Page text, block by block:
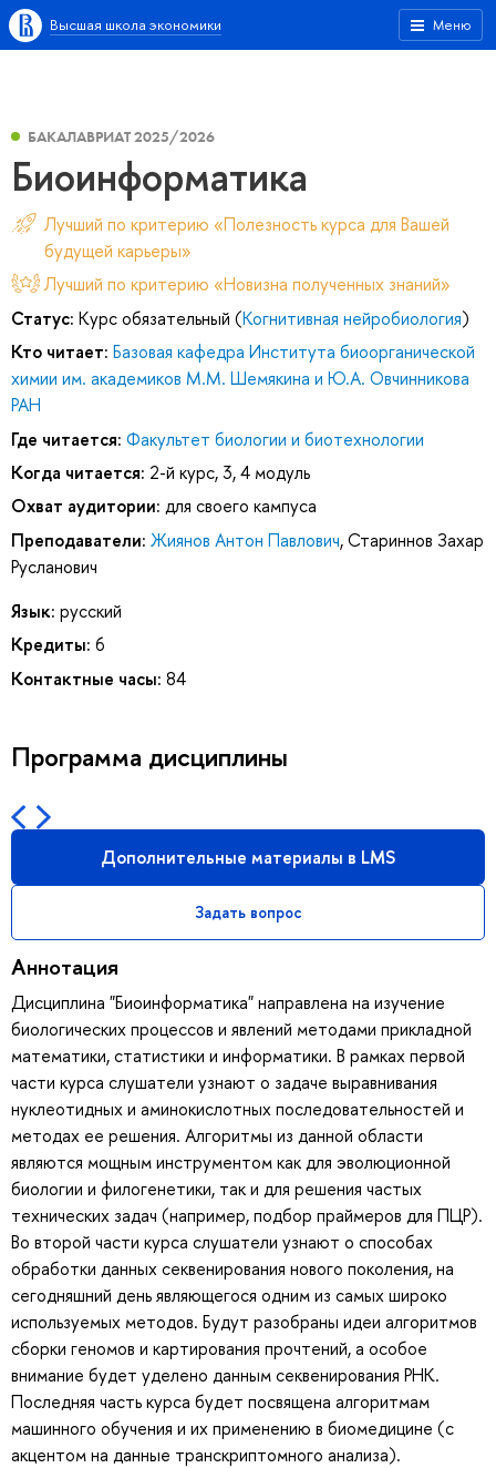
Меню
Высшая школа экономики
БАКАЛАВРИАТ 2025/2026
Биоинформатика
Лучший по критерию «Полезность курса для Вашей
будущей карьеры»
Лучший по критерию «Новизна полученных знаний»
Статус: Курс обязательный (Когнитивная нейробиология)
Кто читает: Базовая кафедра Института биоорганической
химии им. академиков М.М. Шемякина и Ю.А. Овчинникова
РАН
Где читается: Факультет биологии и биотехнологии
Когда читается: 2-й курс, 3, 4 модуль
Охват аудитории: для своего кампуса
Преподаватели: Жиянов Антон Павлович,Стариннов Захар
Русланович
Язык: русский
Кредиты: 6
Контактные часы: 84
Программа дисциплины
Дополнительные материалы в LMS
Задать вопрос
Аннотация
Дисциплина "Биоинформатика" направлена на изучение
биологических процессов и явлений методами прикладной
математики, статистики и информатики. В рамках первой
части курса слушатели узнают о задаче выравнивания
нуклеотидных и аминокислотных последовательностей и
методах ее решения. Алгоритмы из данной области
являются мощным инструментом как для эволюционной
биологии и филогенетики, так и для решения частых
технических задач (например, подбор праймеров для ПЦР).
Во второй части курса слушатели узнают о способах
обработки данных секвенирования нового поколения, на
сегодняшний день являющегося одним из самых широко
используемых методов. Будут разобраны идеи алгоритмов
сборки геномов и картирования прочтений, а особое
внимание будет уделено данным секвенирования РНК.
Последняя часть курса будет посвящена алгоритмам
машинного обучения и их применению в биомедицине (с
акцентом на данные транскриптомного анализа).